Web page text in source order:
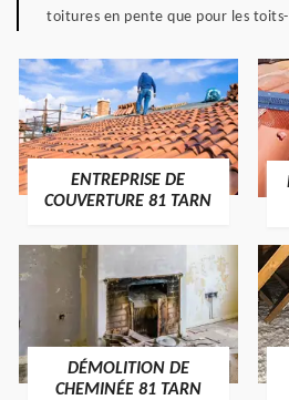
toitures en pente que pour les
ENTREPRISE DE
COUVERTURE 81 TARN
DÉMOLITION DE
CHEMINÉE 81 TARN